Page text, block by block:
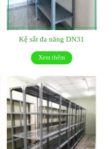
Kệ sắt đa năng DN31
Xem thêm